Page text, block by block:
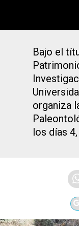
Bajo el
organiza
los días